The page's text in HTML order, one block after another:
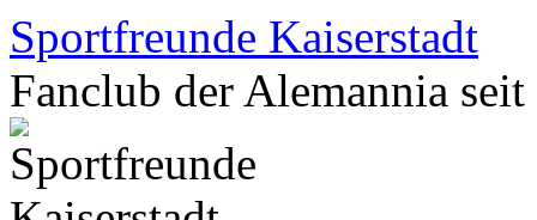
Zum
Inhalt
springen
Sportfreunde Kaiserstadt
Fanclub der Alemannia